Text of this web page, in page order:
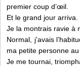
premier coup d’œil.
Et le grand jour arriva.
Je la montrais ravie à
Normal, j’avais
ma petite personne
Je me tournai,